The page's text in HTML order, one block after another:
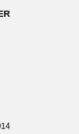
bis 9 Grad.